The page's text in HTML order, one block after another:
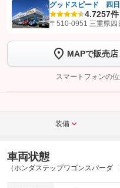
【STEP1】認証画面でグーネット
トーク画面で
ボタン
完了してください。
グッドスピード 四
4.7257件
〒510-0951 三重県四
MAPで販売
スマートフォンの
装備
車両状態
（ホンダステップワゴンスパーダ